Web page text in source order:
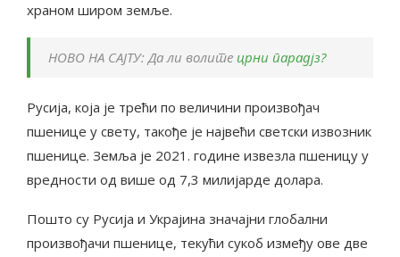
храном широм земље.
НОВО НА САЈТУ: Да ли волите црни парадјз?
Русија, која је трећи по величини произвођач
пшенице у свету, такође је највећи светски извозник
пшенице. Земља је 2021. године извезла пшеницу у
вредности од више од 7,3 милијарде долара.
Пошто су Русија и Украјина значајни глобални
произвођачи пшенице, текући сукоб између ове две